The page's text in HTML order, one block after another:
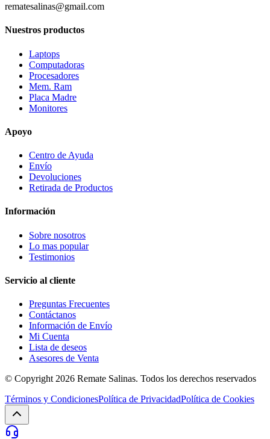
rematesalinas@gmail.com
Nuestros productos
Laptops
Computadoras
Procesadores
Mem. Ram
Placa Madre
Monitores
Apoyo
Centro de Ayuda
Envío
Devoluciones
Retirada de Productos
Información
Sobre nosotros
Lo mas popular
Testimonios
Servicio al cliente
Preguntas Frecuentes
Contáctanos
Información de Envío
Mi Cuenta
Lista de deseos
Asesores de Venta
© Copyright 2026 Remate Salinas. Todos los derechos reservados
Términos y CondicionesPolítica de PrivacidadPolítica de Cookies